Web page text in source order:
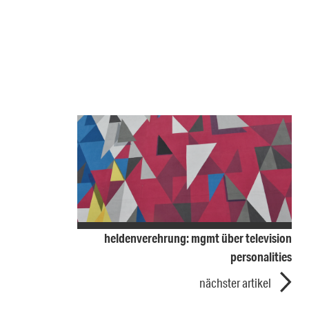
heldenverehrung: mgmt über television
personalities
nächster artikel